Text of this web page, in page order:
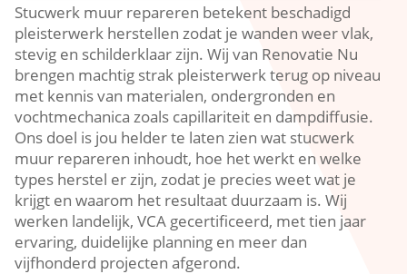
Stucwerk muur repareren betekent beschadigd
pleisterwerk herstellen zodat je wanden weer vlak,
stevig en schilderklaar zijn.​ Wij van Renovatie Nu
brengen machtig strak pleisterwerk terug op niveau
met kennis van materialen, ondergronden en
vochtmechanica zoals capillariteit en dampdiffusie.​
Ons doel is jou helder te laten zien wat stucwerk
muur repareren inhoudt, hoe het werkt en welke
types herstel er zijn, zodat je precies weet wat je
krijgt en waarom het resultaat duurzaam is.​ Wij
werken landelijk, VCA gecertificeerd, met tien jaar
ervaring, duidelijke planning en meer dan
vijfhonderd projecten afgerond.​